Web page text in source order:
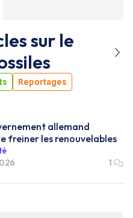
sur le
Reportages
allemand
freiner les renouvelables
1